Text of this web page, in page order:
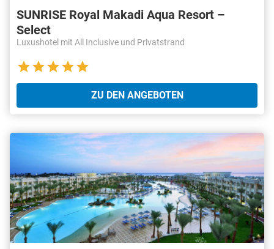
SUNRISE Royal Makadi Aqua Resort –
Select
Luxushotel mit All Inclusive und Privatstrand
ZU DEN ANGEBOTEN